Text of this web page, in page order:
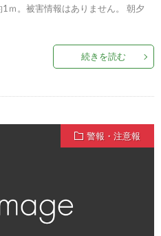
ｍ。被害情報はありません。 朝夕
続きを読む
警報・注意報